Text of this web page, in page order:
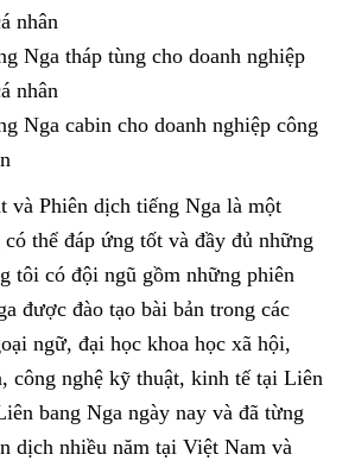
nhân
Nga tháp tùng cho doanh nghiệp
nhân
Nga cabin cho doanh nghiệp công
và Phiên dịch tiếng Nga là một
thể đáp ứng tốt và đầy đủ những
tôi có đội ngũ gồm những phiên
được đào tạo bài bản trong các
ngữ, đại học khoa học xã hội,
công nghệ kỹ thuật, kinh tế tại Liên
bang Nga ngày nay và đã từng
dịch nhiều năm tại Việt Nam và